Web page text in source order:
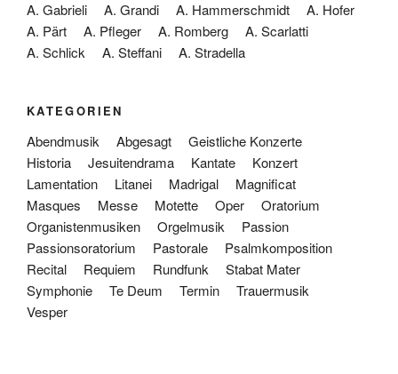
A. Gabrieli
A. Grandi A. Hammerschmidt
A. Hofer
A. Pärt
A. Pfleger A. Romberg
A. Scarlatti
A. Schlick
A. Steffani A. Stradella
KATEGORIEN
Abendmusik Abgesagt
Geistliche Konzerte
Historia
Jesuitendrama Kantate
Konzert
Lamentation
Litanei Madrigal
Magnificat
Masques
Messe Motette Oper
Oratorium
Organistenmusiken
Orgelmusik
Passion
Passionsoratorium
Pastorale
Psalmkomposition
Recital
Requiem Rundfunk
Stabat Mater
Symphonie
Te Deum Termin
Trauermusik
Vesper